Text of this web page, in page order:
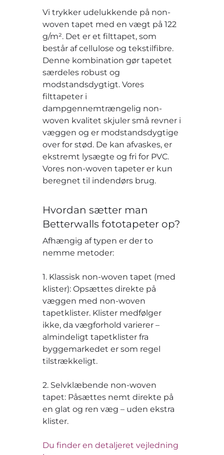
Vi trykker udelukkende på non-
woven tapet med en vægt på 122
g/m². Det er et filttapet, som
består af cellulose og tekstilfibre.
Denne kombination gør tapetet
særdeles robust og
modstandsdygtigt. Vores
filttapeter i
dampgennemtrængelig non-
woven kvalitet skjuler små revner i
væggen og er modstandsdygtige
over for stød. De kan afvaskes, er
ekstremt lysægte og fri for PVC.
Vores non-woven tapeter er kun
beregnet til indendørs brug.
Hvordan sætter man
Betterwalls fototapeter op?
Afhængig af typen er der to
nemme metoder:
1. Klassisk non-woven tapet (med
klister): Opsættes direkte på
væggen med non-woven
tapetklister. Klister medfølger
ikke, da vægforhold varierer –
almindeligt tapetklister fra
byggemarkedet er som regel
tilstrækkeligt.
2. Selvklæbende non-woven
tapet: Påsættes nemt direkte på
en glat og ren væg – uden ekstra
klister.
Du finder en detaljeret vejledning